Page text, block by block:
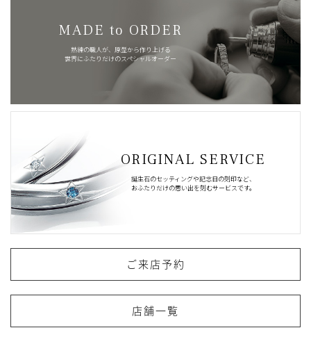
MADE to ORDER
熟練の職人が、原型から作り上げる
世界にふたりだけのスペシャルオーダー
ORIGINAL SERVICE
誕生石のセッティングや記念日の刻印など、
おふたりだけの思い出を刻むサービスです。
ご来店予約
店舗一覧